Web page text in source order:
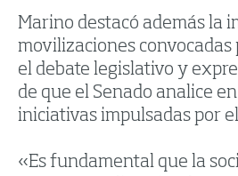
Marino destacó además la
movilizaciones convocadas
el debate legislativo y
de que el Senado analice
iniciativas impulsadas por
«Es fundamental que la